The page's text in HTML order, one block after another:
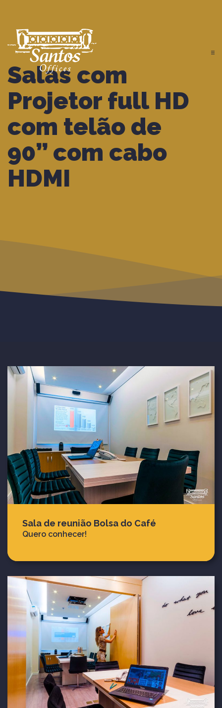
Salas com
Projetor full HD
com telão de
90” com cabo
HDMI
Sala de reunião Bolsa do Café
Quero conhecer!